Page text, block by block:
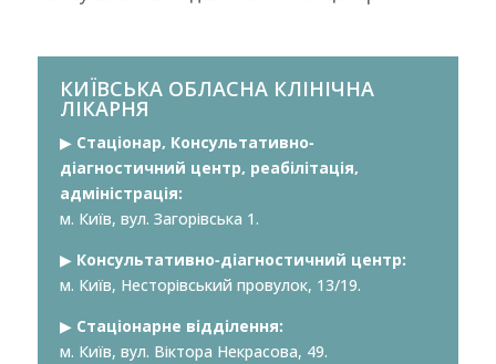
КИЇВСЬКА ОБЛАСНА КЛІНІЧНА
ЛІКАРНЯ
▶︎Стаціонар, Консультативно-
діагностичний центр, реабілітація,
адміністрація:
м. Київ, вул. Загорівська 1.
▶︎ Консультативно-діагностичний центр:
м. Київ, Несторівський провулок, 13/19.
▶︎ Стаціонарне відділення:
м. Київ, вул. Віктора Некрасова, 49.